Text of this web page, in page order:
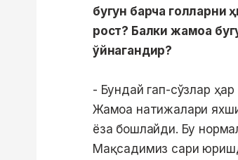
бугун барча голларни
рост? Балки жамоа
ўйнагандир?
- Бундай гап-сўзлар
Жамоа натижалари
ёза бошлайди. Бу
Мақсадимиз сари